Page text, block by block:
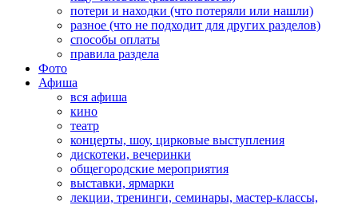
потери и находки (что потеряли или нашли)
разное (что не подходит для других разделов)
способы оплаты
правила раздела
Фото
Афиша
вся афиша
кино
театр
концерты, шоу, цирковые выступления
дискотеки, вечеринки
общегородские мероприятия
выставки, ярмарки
лекции, тренинги, семинары, мастер-классы,